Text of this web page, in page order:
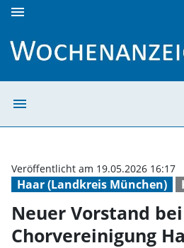
menu
menu
Haar (Landkreis München)
Veröffentlicht am 19.05.2026 16:17
Neuer Vorstand
Chorvereinigung